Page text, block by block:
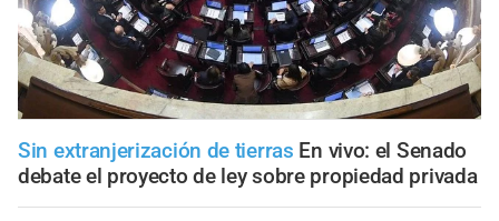
Sin extranjerización de tierras En vivo: el Senado
debate el proyecto de ley sobre propiedad privada